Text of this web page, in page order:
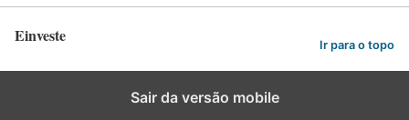
Einveste Ir para o topo
Sair da versão mobile